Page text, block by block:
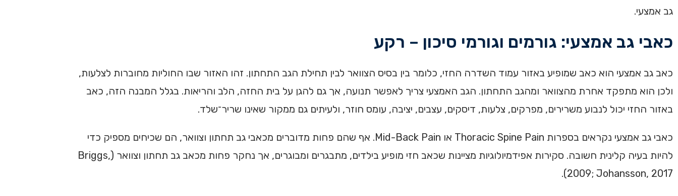
גב אמצעי.
כאבי גב אמצעי: גורמים וגורמי סיכון – רקע
כאב גב אמצעי הוא כאב שמופיע באזור עמוד השדרה החזי, כלומר בין בסיס הצוואר לבין תחילת הגב התחתון. זהו האזור שבו החוליות מחוברות לצלעות,
ולכן הוא מתפקד אחרת מהצוואר ומהגב התחתון. הגב האמצעי צריך לאפשר תנועה, אך גם להגן על בית החזה, הלב והריאות. בגלל המבנה הזה, כאב
באזור החזי יכול לנבוע משרירים, מפרקים, צלעות, דיסקים, עצבים, יציבה, עומס חוזר, ולעיתים גם ממקור שאינו שריר־שלד.
כאבי גב אמצעי נקראים בספרות Thoracic Spine Pain או Mid-Back Pain. אף שהם פחות מדוברים מכאבי גב תחתון וצוואר, הם שכיחים מספיק כדי
להיות בעיה קלינית חשובה. סקירות אפידמיולוגיות מציינות שכאב חזי מופיע בילדים, מתבגרים ומבוגרים, אך נחקר פחות מכאב גב תחתון וצוואר (Briggs,
2009; Johansson, 2017).